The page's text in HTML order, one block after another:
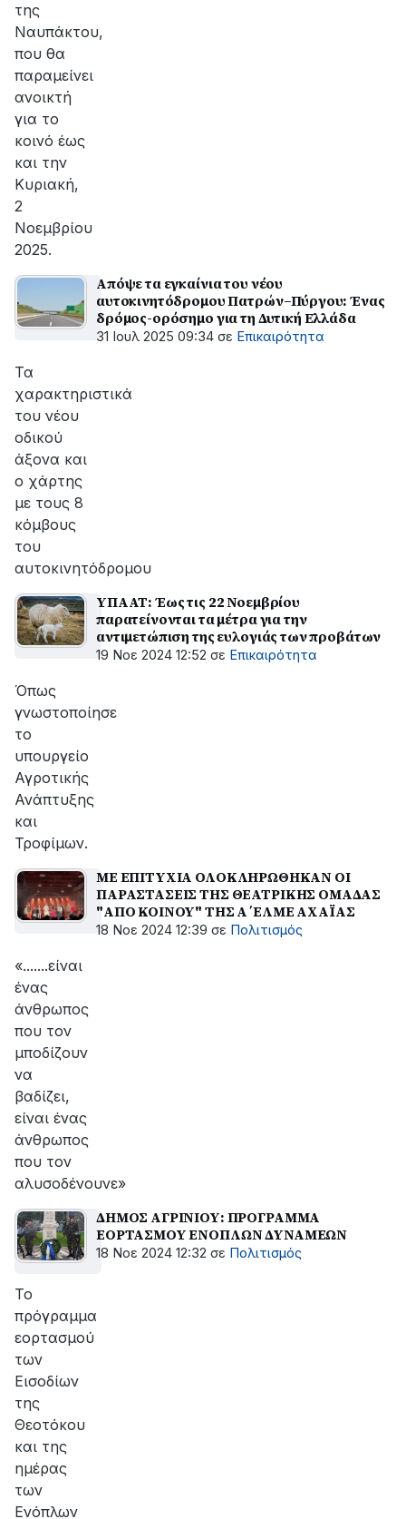
της
Ναυπάκτου,
που θα
παραμείνει
ανοικτή
για το
κοινό έως
και την
Κυριακή,
2
Νοεμβρίου
2025.
Απόψε τα εγκαίνια του νέου
αυτοκινητόδρομου Πατρών–Πύργου: Ένας
δρόμος-ορόσημο για τη Δυτική Ελλάδα
31 Ιουλ 2025 09:34 σε Επικαιρότητα
Τα
χαρακτηριστικά
του νέου
οδικού
άξονα και
ο χάρτης
με τους 8
κόμβους
του
αυτοκινητόδρομου
ΥΠΑΑΤ: Έως τις 22 Νοεμβρίου
παρατείνονται τα μέτρα για την
αντιμετώπιση της ευλογιάς των προβάτων
19 Νοε 2024 12:52 σε Επικαιρότητα
Όπως
γνωστοποίησε
το
υπουργείο
Αγροτικής
Ανάπτυξης
και
Τροφίμων.
ΜΕ ΕΠΙΤΥΧΙΑ ΟΛΟΚΛΗΡΩΘΗΚΑΝ ΟΙ
ΠΑΡΑΣΤΑΣΕΙΣ ΤΗΣ ΘΕΑΤΡΙΚΗΣ ΟΜΑΔΑΣ
"ΑΠΟ ΚΟΙΝΟΥ" ΤΗΣ Α΄ΕΛΜΕ ΑΧΑΪΑΣ
18 Νοε 2024 12:39 σε Πολιτισμός
«.......είναι
ένας
άνθρωπος
που τον
μποδίζουν
να
βαδίζει,
είναι ένας
άνθρωπος
που τον
αλυσοδένουνε»
ΔΗΜΟΣ ΑΓΡΙΝΙΟΥ: ΠΡΟΓΡΑΜΜΑ
ΕΟΡΤΑΣΜΟΥ ΕΝΟΠΛΩΝ ΔΥΝΑΜΕΩΝ
18 Νοε 2024 12:32 σε Πολιτισμός
Το
πρόγραμμα
εορτασμού
των
Εισοδίων
της
Θεοτόκου
και της
ημέρας
των
Ενόπλων